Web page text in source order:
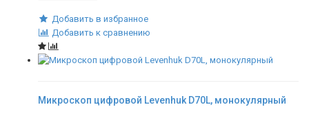
Добавить в избранное
Добавить к сравнению
Микроскоп цифровой Levenhuk D70L, монокулярный